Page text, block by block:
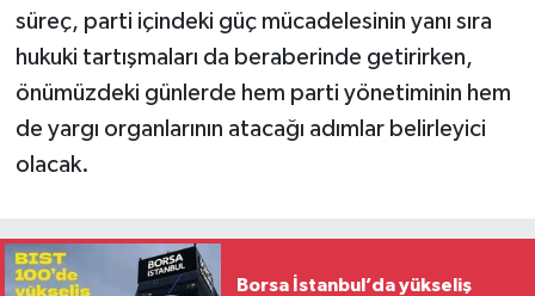
süreç, parti içindeki güç mücadelesinin yanı sıra
hukuki tartışmaları da beraberinde getirirken,
önümüzdeki günlerde hem parti yönetiminin hem
de yargı organlarının atacağı adımlar belirleyici
olacak.
Borsa İstanbul’da yükseliş